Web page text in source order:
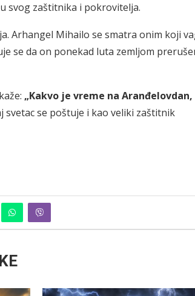
svog zaštitnika i pokrovitelja.
Arhangel Mihailo se smatra onim koji
se da on ponekad luta zemljom
„Kakvo je vreme na Aranđelovdan,
svetac se poštuje i kao veliki zaštitnik